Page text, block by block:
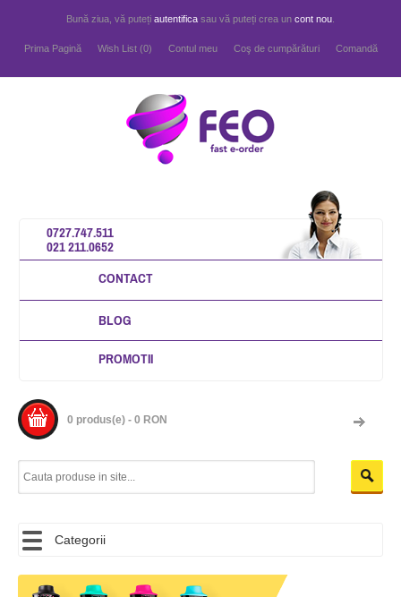
Bună ziua, vă puteți autentifica sau vă puteți crea un cont nou
Prima Pagină Wish List (0) Contul meu Coş de cumpărături Comandă
0727.747.511
021 211.0652
CONTACT
BLOG
PROMOTII
0 produs(e) - 0 RON
Categorii